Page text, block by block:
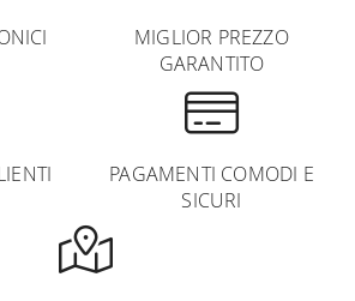
MIGLIOR PREZZO
GARANTITO
PAGAMENTI COMODI E
SICURI